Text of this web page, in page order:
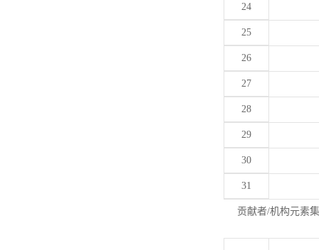
24
25
26
27
28
29
30
31
贡献者/机构元素